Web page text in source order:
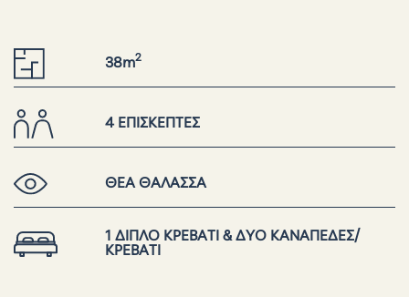
38m2
4 ΕΠΙΣΚΕΠΤΕΣ
ΘΕΑ ΘΑΛΑΣΣΑ
1 ΔΙΠΛΟ ΚΡΕΒΑΤΙ & ΔΥΟ ΚΑΝΑΠΕΔΕΣ/
ΚΡΕΒΑΤΙ